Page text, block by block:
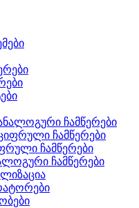
ჩამწერები
ჩამწერები
ჩამწერები
ჩამწერები